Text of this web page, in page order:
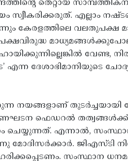
തെറ്റായ
എല്ലാം
കേരളത്തിലെ
എന്ന ദേശാഭിമാനിയുടെ
നയങ്ങളാണ് തുടർച്ചയായി
ഫെഡറൽ
എന്നാൽ,
മോദിസർക്കാർ. ജിഎസ്ടി
സംസ്ഥാന